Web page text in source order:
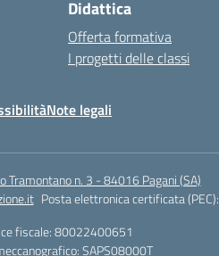
Didattica
Offerta formativa
I progetti delle classi
Note legali
Tramontano n. 3 - 84016 Pagani (SA)
Posta elettronica certificata (PEC):
fiscale: 80022400651
SAPS08000T